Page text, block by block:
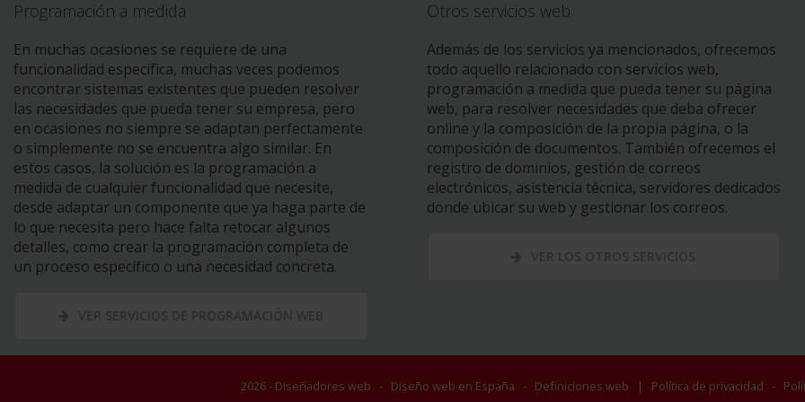
Programación a medida
En muchas ocasiones se requiere de una
funcionalidad específica, muchas veces podemos
encontrar sistemas existentes que pueden resolver
las necesidades que pueda tener su empresa, pero
en ocasiones no siempre se adaptan perfectamente
o simplemente no se encuentra algo similar. En
estos casos, la solución es la programación a
medida de cualquier funcionalidad que necesite,
desde adaptar un componente que ya haga parte de
lo que necesita pero hace falta retocar algunos
detalles, como crear la programación completa de
un proceso específico o una necesidad concreta.
Otros servicios web
Además de los servicios ya mencionados, ofrecemos
todo aquello relacionado con servicios web,
programación a medida que pueda tener su página
web, para resolver necesidades que deba ofrecer
online y la composición de la propia página, o la
composición de documentos. También ofrecemos el
registro de dominios, gestión de correos
electrónicos, asistencia técnica, servidores dedicados
donde ubicar su web y gestionar los correos.
2026 - Diseñadores web - Diseño web en España - Definiciones web | Política de privacidad -